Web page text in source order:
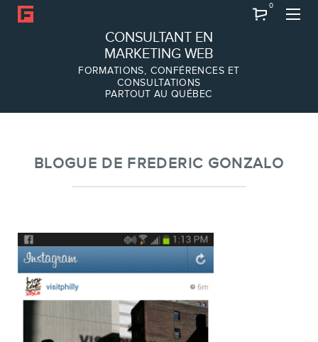
CONSULTANT EN
MARKETING WEB
FORMATIONS, CONFÉRENCES ET
CONSULTATIONS
PARTOUT AU QUÉBEC
0
À PROPOS
Équipe
BLOGUE DE FREDERIC GONZALO